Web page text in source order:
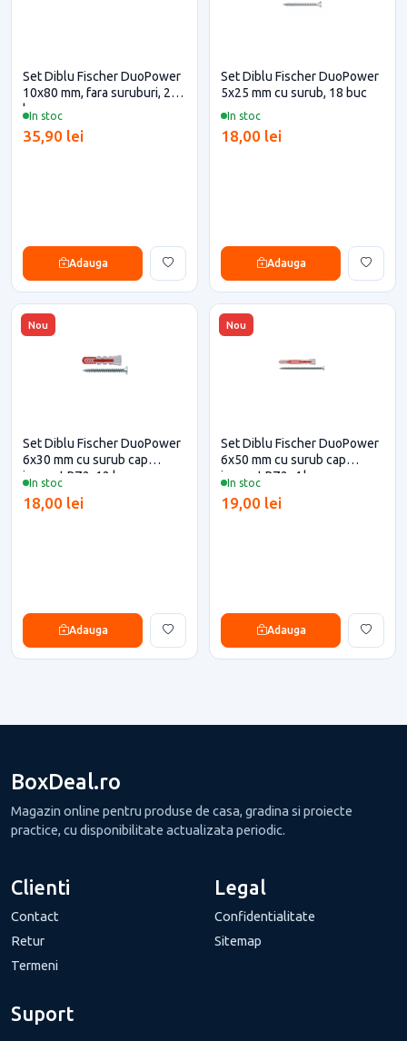
In stoc
Set Diblu Fischer DuoPower
10x80 mm, fara suruburi, 25
buc
35,90 lei
Adauga
In stoc
Set Diblu Fischer DuoPower
5x25 mm cu surub, 18 buc
18,00 lei
Adauga
Nou
In stoc
Set Diblu Fischer DuoPower
6x30 mm cu surub cap
innecat PZ2, 12 buc
18,00 lei
Adauga
Nou
In stoc
Set Diblu Fischer DuoPower
6x50 mm cu surub cap
innecat PZ2, 4 buc
19,00 lei
Adauga
BoxDeal.ro
Magazin online pentru produse de casa, gradina si proiecte
practice, cu disponibilitate actualizata periodic.
Clienti
Contact
Retur
Termeni
Legal
Confidentialitate
Sitemap
Suport